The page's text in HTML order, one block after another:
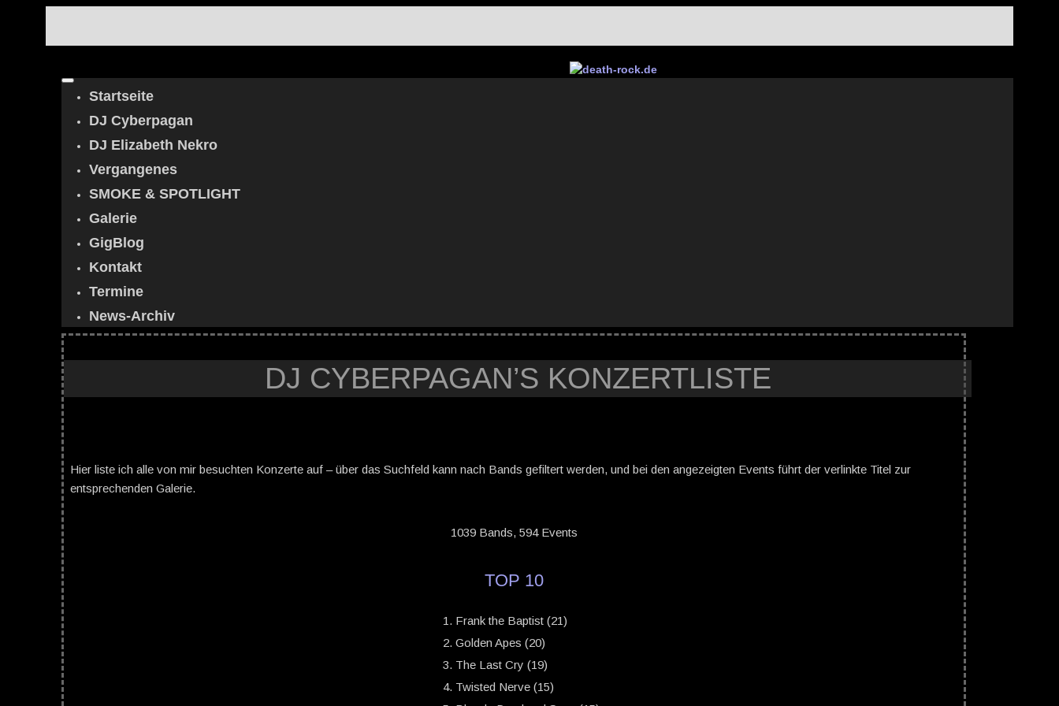
Startseite
DJ Cyberpagan
DJ Elizabeth Nekro
Vergangenes
SMOKE & SPOTLIGHT
Galerie
GigBlog
Kontakt
Termine
News-Archiv
DJ CYBERPAGAN’S KONZERTLISTE
Hier liste ich alle von mir besuchten Konzerte auf – über das Suchfeld kann nach Bands gefiltert werden, und bei den angezeigten Events führt der verlinkte Titel zur
entsprechenden Galerie.
1039 Bands, 594 Events
TOP 10
Frank the Baptist (21)
Golden Apes (20)
The Last Cry (19)
Twisted Nerve (15)